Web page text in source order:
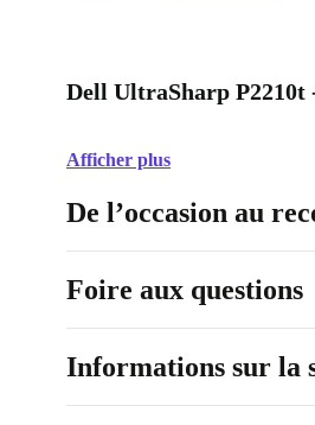
Dell UltraSharp P2210t
Afficher plus
De l’occasion au
Foire aux questions
Informations sur la